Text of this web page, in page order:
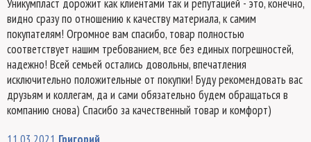
Уникумпласт дорожит как клиентами так и репутацией - это, конечно,
видно сразу по отношению к качеству материала, к самим
покупателям! Огромное вам спасибо, товар полностью
соответствует нашим требованием, все без единых погрешностей,
надежно! Всей семьей остались довольны, впечатления
исключительно положительные от покупки! Буду рекомендовать вас
друзьям и коллегам, да и сами обязательно будем обращаться в
компанию снова) Спасибо за качественный товар и комфорт)